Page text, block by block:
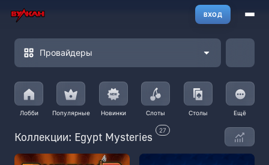
ВХОД
Провайдеры
Лобби Популярные Новинки Слоты Столы Ещё
Коллекции: Egypt Mysteries 27